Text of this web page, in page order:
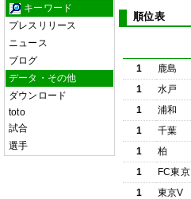
キーワード
プレスリリース
ニュース
ブログ
データ・その他
ダウンロード
toto
試合
選手
順位表
1 鹿島
1
水戸
1
浦和
1
千葉
1
柏
1
FC東京
1
東京V